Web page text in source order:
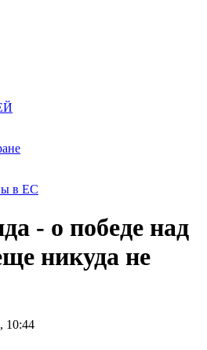
в ЕС
- о победе над
никуда не
10:44